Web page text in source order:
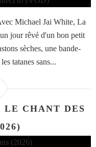
Michael Jai White, La
jour rêvé d'un bon petit
sèches, une bande-
tatanes sans...
CHANT DES